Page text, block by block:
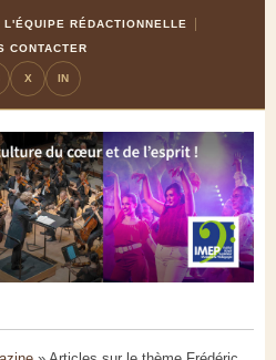
L'ÉQUIPE RÉDACTIONNELLE
CONTACTER
X IN